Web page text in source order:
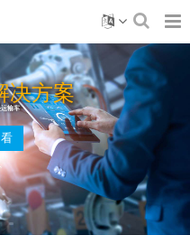
决方案
运输车